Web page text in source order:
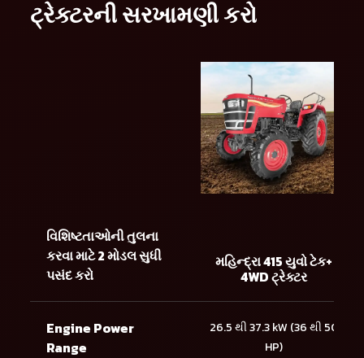
ટ્રેક્ટરની સરખામણી કરો
વિશિષ્ટતાઓની તુલના
કરવા માટે 2 મોડલ સુધી
પસંદ કરો
મહિન્દ્રા 415 યુવો ટેક+
4WD ટ્રેક્ટર
Engine Power
Range
26.5 થી 37.3 kW (36 થી 50
HP)